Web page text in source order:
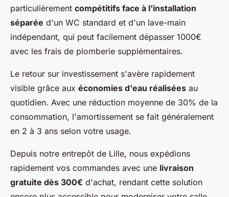
particulièrement compétitifs face à l'installation
séparée d'un WC standard et d'un lave-main
indépendant, qui peut facilement dépasser 1000€
avec les frais de plomberie supplémentaires.
Le retour sur investissement s'avère rapidement
visible grâce aux économies d'eau réalisées au
quotidien. Avec une réduction moyenne de 30% de la
consommation, l'amortissement se fait généralement
en 2 à 3 ans selon votre usage.
Depuis notre entrepôt de Lille, nous expédions
rapidement vos commandes avec une livraison
gratuite dès 300€ d'achat, rendant cette solution